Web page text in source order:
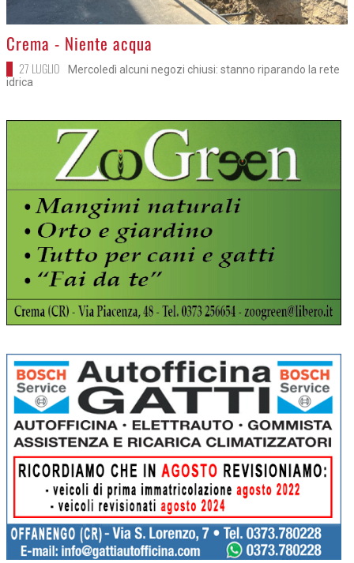
>
Crema - Niente acqua
27 LUGLIO
Mercoledì alcuni negozi chiusi: stanno riparando la rete
idrica